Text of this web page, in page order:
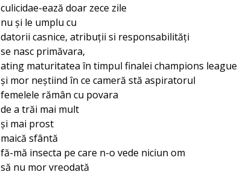
culicidae-ează doar zece zile
nu și le umplu cu
datorii casnice, atribuții si responsabilități
se nasc primăvara,
ating maturitatea în timpul finalei champions league
și mor neștiind în ce cameră stă aspiratorul
femelele rămân cu povara
de a trăi mai mult
și mai prost
maică sfântă
fă-mă insecta pe care n-o vede niciun om
să nu mor vreodată